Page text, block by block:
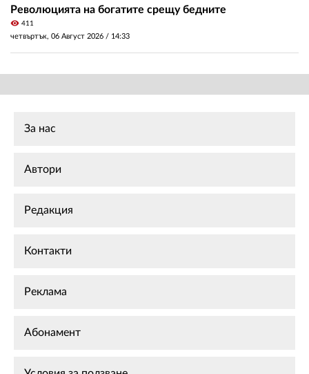
Революцията на богатите срещу бедните
visibility 411
четвъртък, 06 Август 2026 / 14:33
За нас
Автори
Редакция
Контакти
Реклама
Абонамент